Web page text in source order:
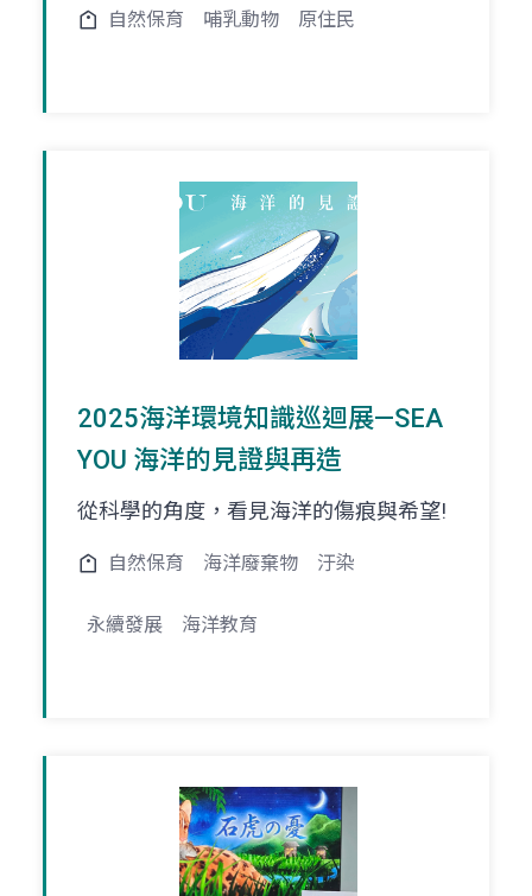
自然保育 哺乳動物 原住民
2025海洋環境知識巡迴展—SEA
YOU 海洋的見證與再造
從科學的角度，看見海洋的傷痕與希望!
自然保育 海洋廢棄物 汙染
永續發展 海洋教育